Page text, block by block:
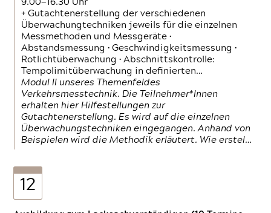
9.00—16.30 Uhr
+ Gutachtenerstellung der verschiedenen
Überwachungtechniken jeweils für die einzelnen
Messmethoden und Messgeräte •
Abstandsmessung • Geschwindigkeitsmessung •
Rotlichtüberwachung • Abschnittskontrolle:
Tempolimitüberwachung in definierten…
Modul II unseres Themenfeldes
Verkehrsmesstechnik. Die Teilnehmer*Innen
erhalten hier Hilfestellungen zur
Gutachtenerstellung. Es wird auf die einzelnen
Überwachungstechniken eingegangen. Anhand von
Beispielen wird die Methodik erläutert. Wie erstel…
12